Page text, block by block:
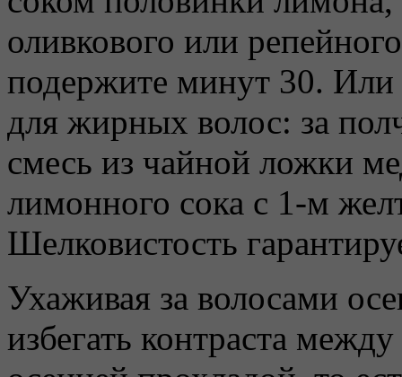
оливкового или
подержите минут 30.
для жирных волос: за
смесь из чайной ложки
лимонного сока с 1-м
Шелковистость
Ухаживая за волосами
избегать контраста